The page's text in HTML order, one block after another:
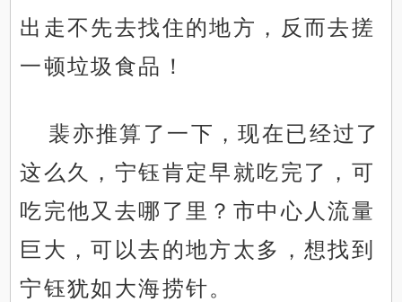
出走不先去找住的地方，反而去搓
一顿垃圾食品！
裴亦推算了一下，现在已经过了
这么久，宁钰肯定早就吃完了，可
吃完他又去哪了里？市中心人流量
巨大，可以去的地方太多，想找到
宁钰犹如大海捞针。